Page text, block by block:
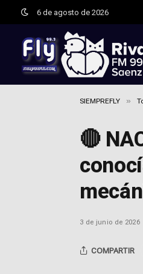
6 de agosto de 2026
SIEMPREFLY »
🔴
3 de junio de 2026
COMPARTIR